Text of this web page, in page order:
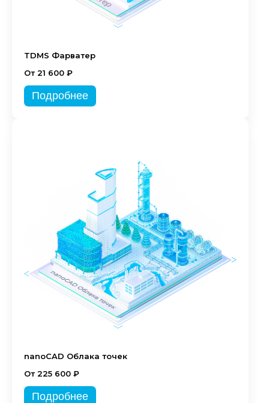
TDMS Фарватер
От 21 600 ₽
Подробнее
nanoCAD Облака точек
От 225 600 ₽
Подробнее